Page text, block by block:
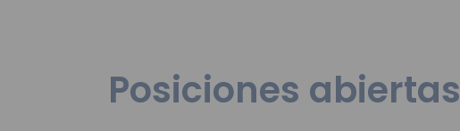
Posiciones abiertas